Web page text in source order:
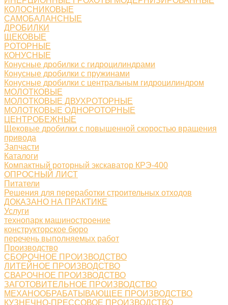
КОЛОСНИКОВЫЕ
САМОБАЛАНСНЫЕ
ДРОБИЛКИ
ЩЕКОВЫЕ
РОТОРНЫЕ
КОНУСНЫЕ
Конусные дробилки с гидроцилиндрами
Конусные дробилки с пружинами
Конусные дробилки с центральным гидроцилиндром
МОЛОТКОВЫЕ
МОЛОТКОВЫЕ ДВУХРОТОРНЫЕ
МОЛОТКОВЫЕ ОДНОРОТОРНЫЕ
ЦЕНТРОБЕЖНЫЕ
Щековые дробилки с повышенной скоростью вращения
привода
Запчасти
Каталоги
Компактный роторный экскаватор КРЭ-400
ОПРОСНЫЙ ЛИСТ
Питатели
Решения для переработки строительных отходов
ДОКАЗАНО НА ПРАКТИКЕ
Услуги
технопарк машиностроение
конструкторское бюро
перечень выполняемых работ
Производство
СБОРОЧНОЕ ПРОИЗВОДСТВО
ЛИТЕЙНОЕ ПРОИЗВОДСТВО
СВАРОЧНОЕ ПРОИЗВОДСТВО
ЗАГОТОВИТЕЛЬНОЕ ПРОИЗВОДСТВО
МЕХАНООБРАБАТЫВАЮЩЕЕ ПРОИЗВОДСТВО
КУЗНЕЧНО-ПРЕССОВОЕ ПРОИЗВОДСТВО